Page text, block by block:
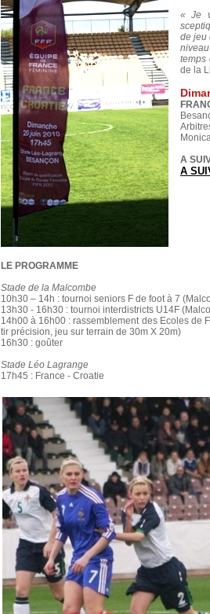
« Je
de jeu
temps
de la
A
A
LE PROGRAMME
Stade de la Malcombe
10h30 – 14h : tournoi seniors F de foot à 7
13h30 - 16h30 : tournoi interdistricts U14F
14h00 à 16h00 : rassemblement des Ecoles de
tir précision, jeu sur terrain de 30m X 20m)
16h30 : goûter
Stade Léo Lagrange
17h45 : France - Croatie